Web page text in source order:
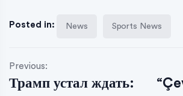
Posted in: News Sports News
Previous:
Трамп устал ждать: